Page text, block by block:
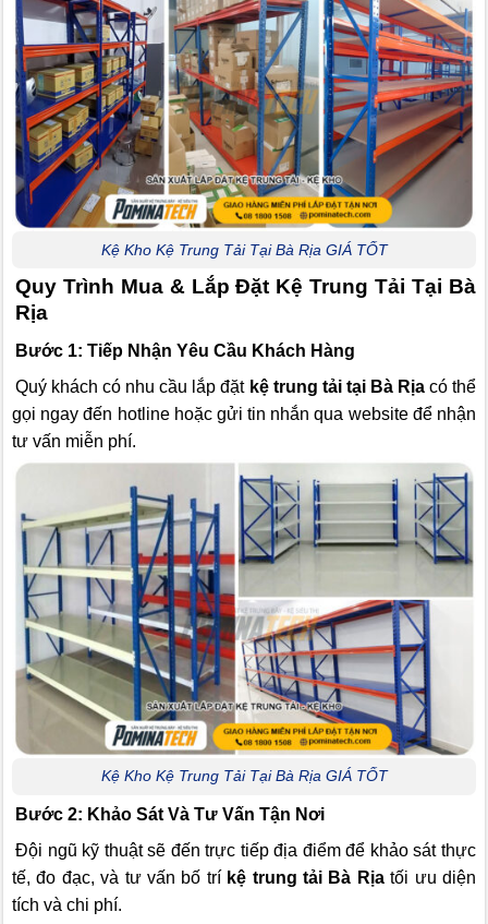
Kệ Kho Kệ Trung Tải Tại Bà Rịa GIÁ TỐT
Quy Trình Mua & Lắp Đặt Kệ Trung Tải Tại Bà
Rịa
Bước 1: Tiếp Nhận Yêu Cầu Khách Hàng
Quý khách có nhu cầu lắp đặt kệ trung tải tại Bà Rịacó thể
gọi ngay đến hotline hoặc gửi tin nhắn qua website để nhận
tư vấn miễn phí.
Kệ Kho Kệ Trung Tải Tại Bà Rịa GIÁ TỐT
Bước 2: Khảo Sát Và Tư Vấn Tận Nơi
Đội ngũ kỹ thuật sẽ đến trực tiếp địa điểm để khảo sát thực
tế, đo đạc, và tư vấn bố trí kệ trung tải Bà Rịatối ưu diện
tích và chi phí.